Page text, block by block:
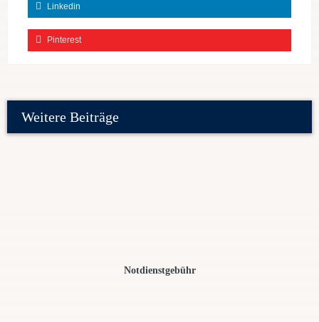
Linkedin
Pinterest
Weitere Beiträge
Notdienstgebühr